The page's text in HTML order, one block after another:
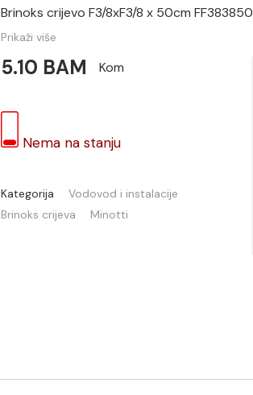
Brinoks crijevo F3/8xF3/8 x 50cm FF383850
Prikaži više
5.10 BAM Kom
Nema na stanju
Kategorija
Vodovod i instalacije
Brinoks crijeva
Minotti